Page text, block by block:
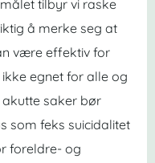
tilbyr vi raske
å merke seg at
være effektiv for
egnet for alle og
saker bør
som feks suicidalitet
foreldre- og